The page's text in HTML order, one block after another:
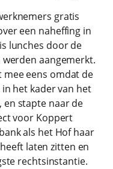
gratis
een naheffing in
lunches door de
aangemerkt.
mee eens omdat de
het kader van het
en stapte naar de
voor Koppert
als het Hof haar
laten zitten en
rechtsinstantie.